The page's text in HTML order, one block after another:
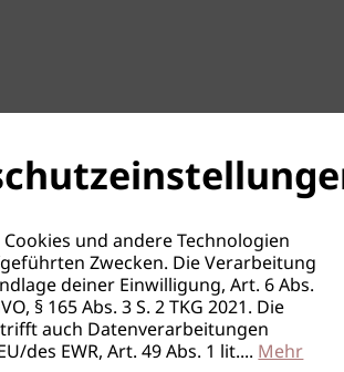
und andere Technologien
Zwecken. Die Verarbeitung
deiner Einwilligung, Art. 6 Abs.
§ 165 Abs. 3 S. 2 TKG 2021. Die
auch Datenverarbeitungen
des EWR, Art. 49 Abs. 1 lit....Mehr